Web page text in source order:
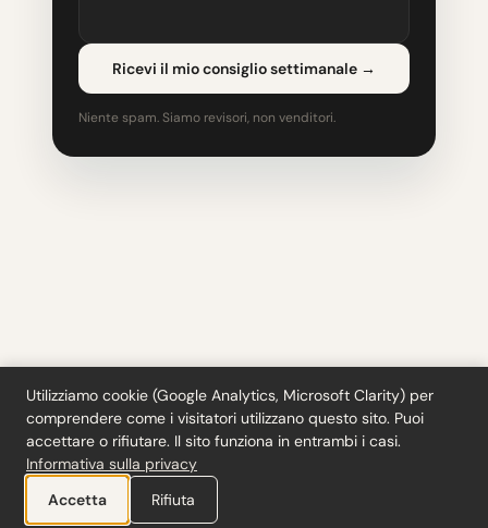
Ricevi il mio consiglio settimanale →
Niente spam. Siamo revisori, non venditori.
Strumenti·Blog·Glossario·Iscriviti·Privacy·Rimborsi·Termini·
Cookie settings
© 2026 ciferi · 92458378
Utilizziamo cookie (Google Analytics, Microsoft Clarity) per
comprendere come i visitatori utilizzano questo sito. Puoi
accettare o rifiutare. Il sito funziona in entrambi i casi.
Informativa sulla privacy
Accetta
Rifiuta